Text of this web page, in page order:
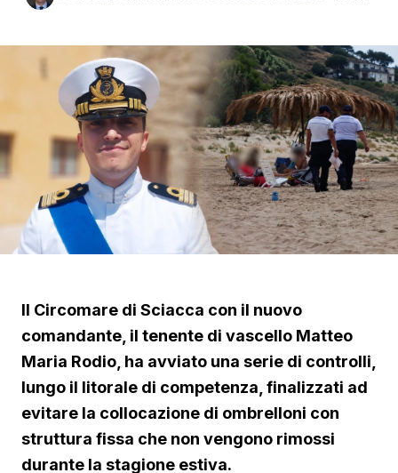
Il Circomare di Sciacca con il nuovo
comandante, il tenente di vascello Matteo
Maria Rodio, ha avviato una serie di controlli,
lungo il litorale di competenza, finalizzati ad
evitare la collocazione di ombrelloni con
struttura fissa che non vengono rimossi
durante la stagione estiva.